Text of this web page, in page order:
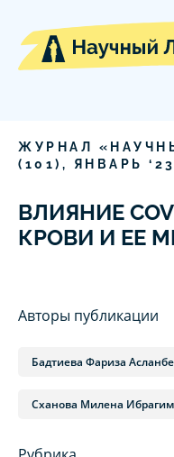
ЖУРНАЛ
( 101), ЯНВАРЬ ‘ 23
ВЛИЯНИЕ
КРОВИ И ЕЕ
Авторы публикации
Бадтиева Фариза
Сханова Милена